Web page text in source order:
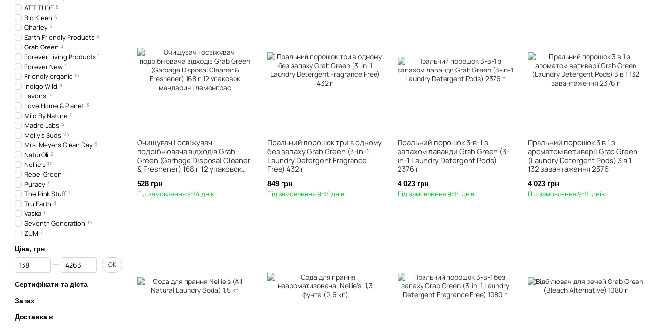
Очищувач і освіжувач
подрібнювача відходів Grab
Green (Garbage Disposal Cleaner
& Freshener) 168 г 12 упаковок
528 грн
Під замовлення 9-14 днів
Пральний порошок три в одному
без запаху Grab Green (3-in-1
Laundry Detergent Fragrance
Free) 432 г
849 грн
Під замовлення 9-14 днів
Пральний порошок 3-в-1 з
запахом лаванди Grab Green (3-
in-1 Laundry Detergent Pods)
2376 г
4 023 грн
Під замовлення 9-14 днів
Пральний порошок 3 в 1 з
ароматом ветиверії Grab Green
(Laundry Detergent Pods) 3 в 1
132 завантаження 2376 г
4 023 грн
Під замовлення 9-14 днів
ATTITUDE 8
Bio Kleen 4
Charley 3
Earth Friendly Products 4
Grab Green 31
Forever Living Products 1
Forever New 1
Friendly organic 15
Indigo Wild 8
Lavons 14
Love Home & Planet 3
Mild By Nature 7
Madre Labs 4
Molly's Suds 23
Mrs. Meyers Clean Day 6
NaturOli 2
Nellie's 17
Rebel Green 1
Puracy 3
The Pink Stuff 4
Tru Earth 8
Vaska 1
Seventh Generation 16
ZUM 7
Ціна, грн
Від Ціна, грн
До Ціна, грн ОК
Сертифікати та дієта
Запах
Доставка в